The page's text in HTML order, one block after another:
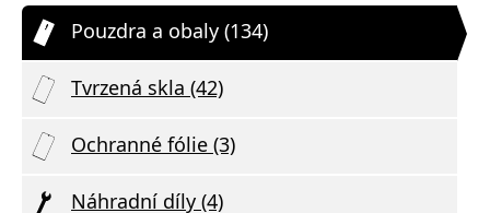
Pouzdra a obaly (134)
Tvrzená skla (42)
Ochranné fólie (3)
Náhradní díly (4)